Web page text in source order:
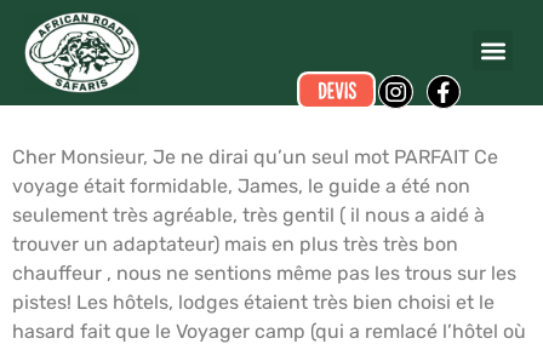
Nathalie ANKAOUA
Dates du voyage : du 12/02/2005 au 28/02/2005
Cher Monsieur, Je ne dirai qu’un seul mot PARFAIT Ce
voyage était formidable, James, le guide a été non
seulement très agréable, très gentil ( il nous a aidé à
trouver un adaptateur) mais en plus très très bon
chauffeur , nous ne sentions même pas les trous sur les
pistes! Les hôtels, lodges étaient très bien choisi et le
hasard fait que le Voyager camp (qui a remlacé l’hôtel où